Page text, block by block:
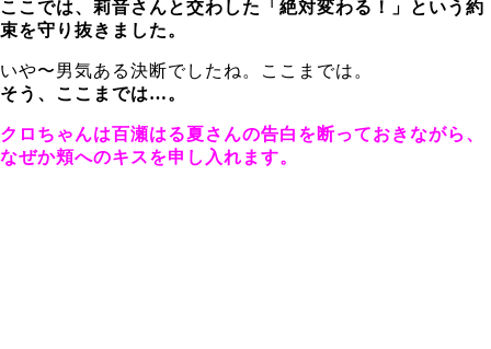
ここでは、莉音さんと交わした「絶対変わる！」という約
束を守り抜きました。
いや〜男気ある決断でしたね。ここまでは。
そう、ここまでは…。
クロちゃんは百瀬はる夏さんの告白を断っておきながら、
なぜか頬へのキスを申し入れます。